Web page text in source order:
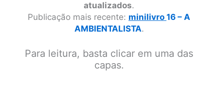
atualizados.
Publicação mais recente: minilivro 16 – A
AMBIENTALISTA.
Para leitura, basta clicar em uma das
capas.